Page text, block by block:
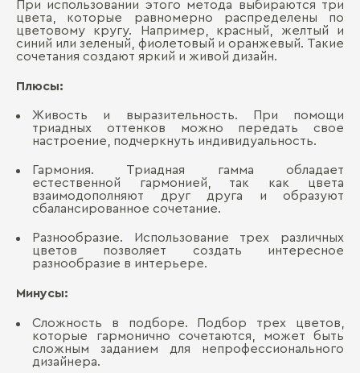
При использовании этого метода выбираются три
цвета, которые равномерно распределены по
цветовому кругу. Например, красный, желтый и
синий или зеленый, фиолетовый и оранжевый. Такие
сочетания создают яркий и живой дизайн.
Плюсы:
Живость и выразительность. При помощи
триадных оттенков можно передать свое
настроение, подчеркнуть индивидуальность.
Гармония. Триадная гамма обладает
естественной гармонией, так как цвета
взаимодополняют друг друга и образуют
сбалансированное сочетание.
Разнообразие. Использование трех различных
цветов позволяет создать интересное
разнообразие в интерьере.
Минусы:
Сложность в подборе. Подбор трех цветов,
которые гармонично сочетаются, может быть
сложным заданием для непрофессионального
дизайнера.